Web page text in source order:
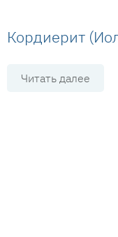
Кордиерит
Читать далее